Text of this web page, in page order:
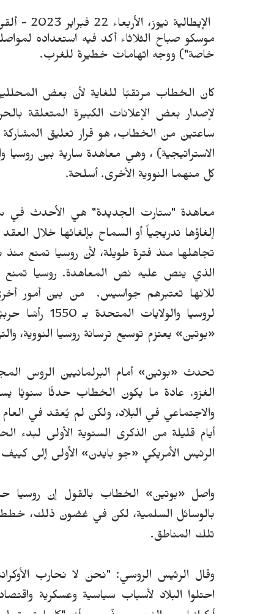
موسكو صباح الثلاثاء أكد فيه استعداده
خاصة") ووجه اتهامات خطيرة للغرب.
كان الخطاب مرتقبًا للغاية لأن بعض
لإصدار بعض الإعلانات الكبيرة المتعلقة
ساعتين من الخطاب، هو قرار تعليق
كل منهما النووية الأخرى. أسلحة.
معاهدة "ستارت الجديدة" هي الأحدث في
إلغاؤها تدريجياً أو السماح بإلغائها خلال
تجاهلها منذ فترة طويلة، لأن روسيا تمنع منذ
الذي ينص عليه نص المعاهدة. روسيا
للانها تعتبرهم جواسيس.
من بين أمور
لروسيا والولايات المتحدة بـ 1550 رأسًا حربيًا لكل منهما:
«بوتين» يعتزم توسيع ترسانة روسيا النووية،
تحدث «بوتين» أمام البرلمانيين الروس
الغزو. عادة ما يكون الخطاب حدثًا سنويًا
والاجتماعي في البلاد، ولكن لم يُعقد في العام
الرئيس الأمريكي «جو بايدن» الأولى إلى
واصل «بوتين» الخطاب بالقول إن
بالوسائل السلمية، لكن في غضون ذلك، خططت
تلك المناطق.
وقال الرئيس الروسي: "نحن لا نحارب
احتلوا البلاد لأسباب سياسية وعسكرية